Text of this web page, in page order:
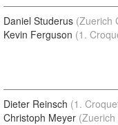
Daniel Studerus (Zuerich
Kevin Ferguson (1.
Dieter Reinsch (1.
Christoph Meyer